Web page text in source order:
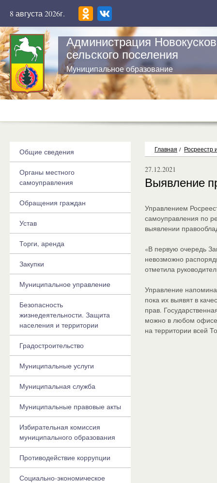
8 августа 2026г.
Администрация
сельского поселения
Муниципальное образование
Главная / Росреестр
27.12.2021
Выявление
Управлением
самоуправления по
выявлении
«В первую очередь
невозможно
отметила
Управление
пока их выявят в
прав.
можно в любом офисе
на территории всей
Общие сведения
Органы местного
самоуправления
Обращения граждан
Устав
Торги, аренда
Закупки
Муниципальное управление
Безопасность
жизнедеятельности. Защита
населения и территории
Градостроительство
Муниципальные услуги
Муниципальная служба
Муниципальные правовые акты
Избирательная комиссия
муниципального образования
Противодействие коррупции
Социально-экономическое